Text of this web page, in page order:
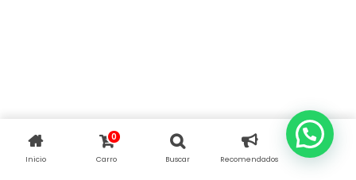
Inicio
0
Carro Buscar Recomendados